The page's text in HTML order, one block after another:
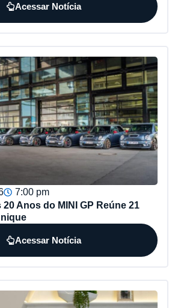
Acessar Notícia
7:00 pm
Anos do MINI GP Reúne 21
Acessar Notícia